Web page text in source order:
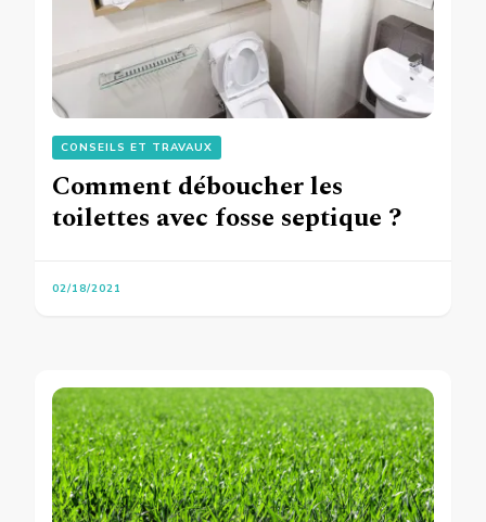
CONSEILS ET TRAVAUX
Comment déboucher les
toilettes avec fosse septique ?
02/18/2021